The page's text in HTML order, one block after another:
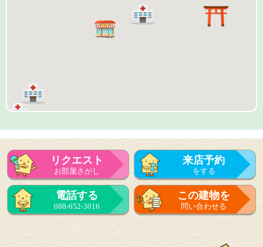
リクエスト
お部屋さがし
来店予約
をする
来店予約
をする
電話する
088-652-3016
この建物を
問い合わせる